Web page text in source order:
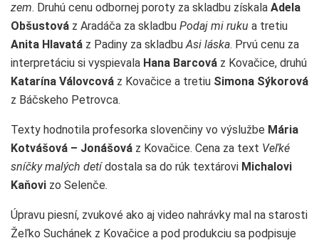
zem. Druhú cenu odbornej poroty za skladbu získala Adela
Obšustová z Aradáča za skladbu Podaj mi ruku a tretiu
Anita Hlavatá z Padiny za skladbuAsi láska. Prvú cenu za
interpretáciu si vyspievala Hana Barcová z Kovačice, druhú
Katarína Válovcová z Kovačice a tretiu Simona Sýkorová
z Báčskeho Petrovca.
Texty hodnotila profesorka slovenčiny vo výslužbe Mária
Kotvášová – Jonášová z Kovačice. Cena za text Veľké
sníčky malých detídostala sa do rúk textárovi Michalovi
Kaňovi zo Selenče.
Úpravu piesní, zvukové ako aj video nahrávky mal na starosti
Žeľko Suchánek z Kovačice a pod produkciu sa podpisuje